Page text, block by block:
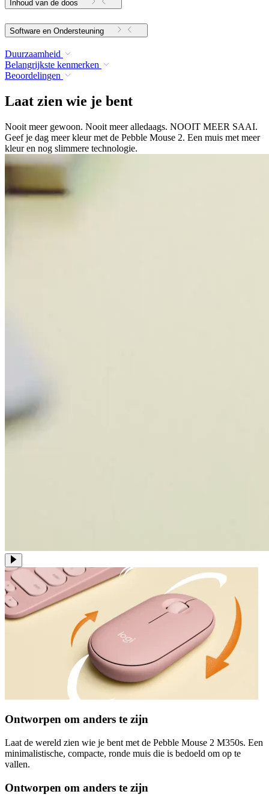
Inhoud van de doos
Software en Ondersteuning
Duurzaamheid
Belangrijkste kenmerken
Beoordelingen
Laat zien wie je bent
Nooit meer gewoon. Nooit meer alledaags. NOOIT MEER SAAI.
Geef je dag meer kleur met de Pebble Mouse 2. Een muis met meer
kleur en nog slimmere technologie.
Ontworpen om anders te zijn
Laat de wereld zien wie je bent met de Pebble Mouse 2 M350s. Een
minimalistische, compacte, ronde muis die is bedoeld om op te
vallen.
Ontworpen om anders te zijn